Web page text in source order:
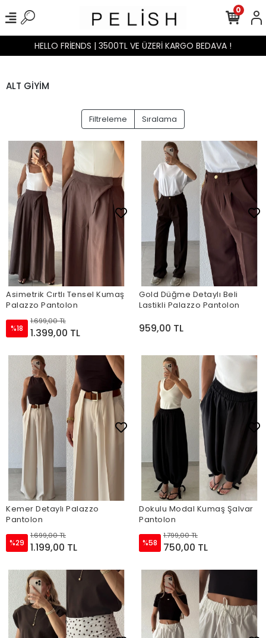
HELLO FRİENDS | 3500TL VE ÜZERİ KARGO BEDAVA !
0
ALT GİYİM
Filtreleme Sıralama
Asimetrik Cırtlı Tensel Kumaş
Palazzo Pantolon
%18
1.699,00 TL
1.399,00 TL
Gold Düğme Detaylı Beli
Lastikli Palazzo Pantolon
959,00 TL
Kemer Detaylı Palazzo
Pantolon
%29
1.699,00 TL
1.199,00 TL
Dokulu Modal Kumaş Şalvar
Pantolon
%58
1.799,00 TL
750,00 TL